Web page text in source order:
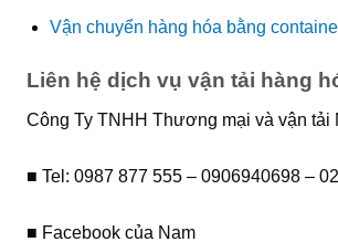
Vận chuyển hàng hóa bằng
Liên hệ dịch vụ vận tải hàng
Công Ty TNHH Thương mại và vận tải
■ Tel: 0987 877 555 – 0906940698 –
■ Facebook của Nam